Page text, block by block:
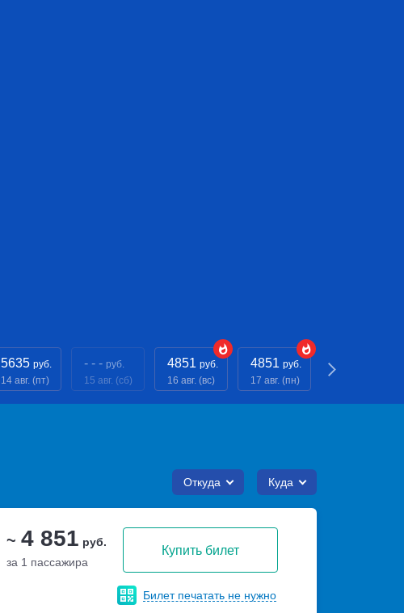
5635 руб.
14 авг. (пт)
- - - руб.
15 авг. (сб)
4851 руб.
16 авг. (вс)
4851 руб.
17 авг. (пн)
Откуда Куда
~ 4 851 руб.
за 1 пассажира
Купить билет
Билет печатать не нужно